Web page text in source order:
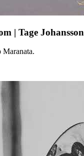
| Tage Johansson
Maranata.